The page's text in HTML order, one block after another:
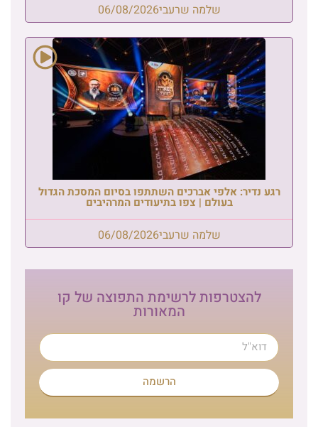
שלמה שרעבי06/08/2026
רגע נדיר: אלפי אברכים השתתפו בסיום המסכת הגדול
בעולם | צפו בתיעודים המרהיבים
שלמה שרעבי06/08/2026
להצטרפות לרשימת התפוצה של קו
המאורות
הרשמה